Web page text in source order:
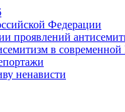
Федерации
проявлений
в современной
ненависти